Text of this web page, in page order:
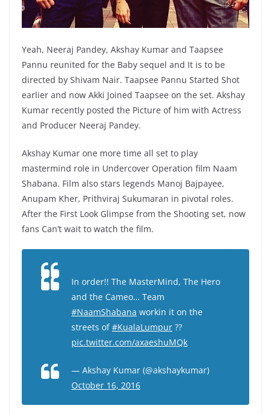
Yeah, Neeraj Pandey, Akshay Kumar and Taapsee
Pannu reunited for the Baby sequel and It is to be
directed by Shivam Nair. Taapsee Pannu Started Shot
earlier and now Akki Joined Taapsee on the set. Akshay
Kumar recently posted the Picture of him with Actress
and Producer Neeraj Pandey.
Akshay Kumar one more time all set to play
mastermind role in Undercover Operation film Naam
Shabana. Film also stars legends Manoj Bajpayee,
Anupam Kher, Prithviraj Sukumaran in pivotal roles.
After the First Look Glimpse from the Shooting set, now
fans Can’t wait to watch the film.
In order!! The MasterMind, The Hero
and the Cameo… Team
#NaamShabana workin it on the
streets of#KualaLumpur ??
pic.twitter.com/axaeshuMQk
— Akshay Kumar (@akshaykumar)
October 16, 2016